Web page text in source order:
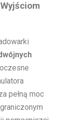
pełną moc